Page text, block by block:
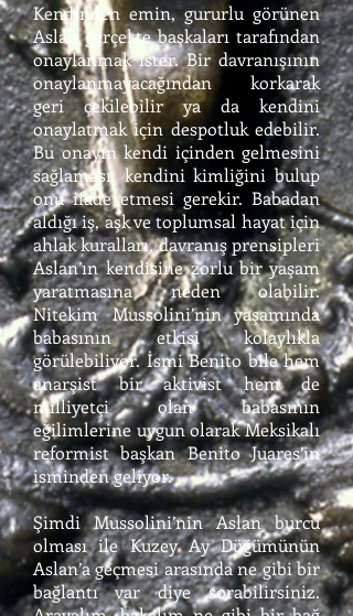
Kendinden emin, gururlu görünen
Aslan gerçekte başkaları tarafından
onaylanmak ister. Bir davranışının
onaylanmayacağından korkarak
geri çekilebilir ya da kendini
onaylatmak için despotluk edebilir.
Bu onayın kendi içinden gelmesini
sağlaması, kendini kimliğini bulup
onu ifade etmesi gerekir. Babadan
aldığı iş, aşk ve toplumsal hayat için
ahlak kuralları, davranış prensipleri
Aslan’ın kendisine zorlu bir yaşam
yaratmasına neden olabilir.
Nitekim Mussolini’nin yaşamında
babasının etkisi kolaylıkla
görülebiliyor. İsmi Benito bile hem
anarşist bir aktivist hem de
milliyetçi olan babasının
eğilimlerine uygun olarak Meksikalı
reformist başkan Benito Juares’in
isminden geliyor.
Şimdi Mussolini’nin Aslan burcu
olması ile Kuzey Ay Düğümünün
Aslan’a geçmesi arasında ne gibi bir
bağlantı var diye sorabilirsiniz.